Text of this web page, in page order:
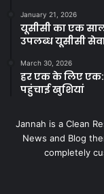
January 21, 2026
यूसीसी का एक
उपलब्ध यूसीसी
March 30, 2026
हर एक के लिए एक:
पहुंचाई खुशियां
Jannah is a Clean
News and Blog
completely